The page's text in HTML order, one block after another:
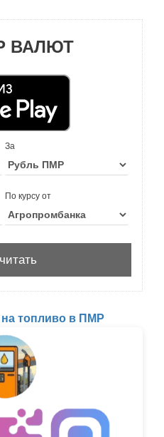
ВАЛЮТ
За
По курсу от
топливо в ПМР